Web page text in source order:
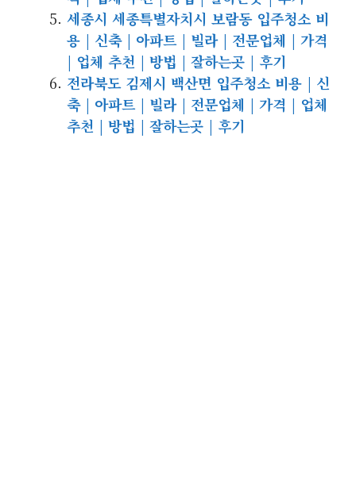
세종시 세종특별자치시 보람동 입주청소 비
용 | 신축 | 아파트 | 빌라 | 전문업체 | 가격
| 업체 추천 | 방법 | 잘하는곳 | 후기
전라북도 김제시 백산면 입주청소 비용 | 신
축 | 아파트 | 빌라 | 전문업체 | 가격 | 업체
추천 | 방법 | 잘하는곳 | 후기